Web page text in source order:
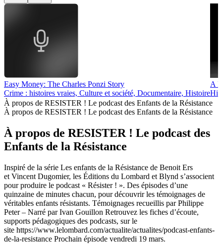
Easy Money: The Charles Ponzi Story
Crime : histoires vraies, Culture et société, Documentaire, Histoire
A
À propos de RESISTER ! Le podcast des Enfants de la Résistance
À propos de RESISTER ! Le podcast des Enfants de la Résistance
À propos de RESISTER ! Le podcast des
Enfants de la Résistance
Inspiré de la série Les enfants de la Résistance de Benoit Ers
et Vincent Dugomier, les Éditions du Lombard et Blynd s’associent
pour produire le podcast « Résister ! ». Des épisodes d’une
quinzaine de minutes chacun, pour découvrir les témoignages de
véritables enfants résistants. Témoignages recueillis par Philippe
Peter – Narré par Ivan Gouillon Retrouvez les fiches d’écoute,
supports pédagogiques des podcasts, sur le
site https://www.lelombard.com/actualite/actualites/podcast-enfants-
de-la-resistance Prochain épisode vendredi 19 mars.